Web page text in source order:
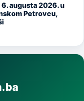
augusta 2026. u
Petrovcu,